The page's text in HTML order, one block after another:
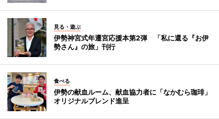
見る・遊ぶ
伊勢神宮式年遷宮応援本第2弾 「私に還る『お伊
勢さん』の旅」刊行
食べる
伊勢の献血ルーム、献血協力者に「なかむら珈琲」
オリジナルブレンド進呈